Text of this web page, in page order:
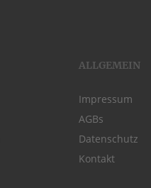
ALLGEMEIN
Impressum
AGBs
Datenschutz
Kontakt